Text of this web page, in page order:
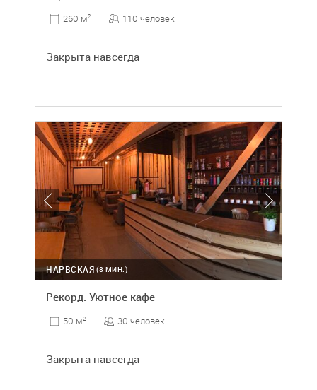
260 м2 110 человек
Закрыта навсегда
(8 МИН.)
НАРВСКАЯ
Рекорд. Уютное кафе
50 м2 30 человек
Закрыта навсегда